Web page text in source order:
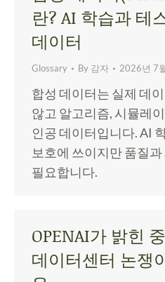
란? AI 학습과 테
데이터
Glossary By 감자 2026년 7
합성 데이터는 실제 데
않고 알고리즘, 시뮬레
인공 데이터입니다. AI
보호에 쓰이지만 품질
필요합니다.
OPENAI가 밝힌
데이터센터 논쟁